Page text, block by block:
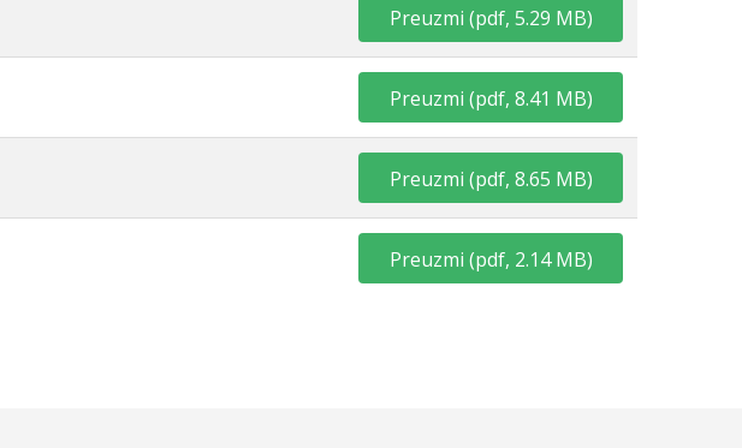
Preuzmi (pdf, 5.29 MB)
Preuzmi (pdf, 8.41 MB)
Preuzmi (pdf, 8.65 MB)
Preuzmi (pdf, 2.14 MB)